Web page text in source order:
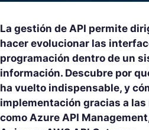
La gestión de API permite
hacer evolucionar las
programación dentro de un
información. Descubre por
ha vuelto indispensable, y
implementación gracias a
como Azure API